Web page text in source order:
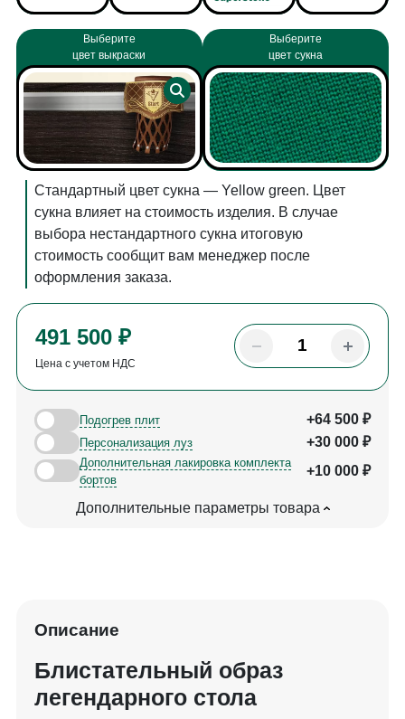
491 500 ₽
Цена с учетом НДС
Подогрев плит +64 500 ₽
Персонализация луз +30 000 ₽
Дополнительная лакировка комплекта
бортов
+10 000 ₽
Дополнительные параметры товара
Выберите
цвет выкраски
Выберите
цвет сукна
Стандартный цвет сукна — Yellow green. Цвет
сукна влияет на стоимость изделия. В случае
выбора нестандартного сукна итоговую
стоимость сообщит вам менеджер после
оформления заказа.
Описание
Блистательный образ
легендарного стола